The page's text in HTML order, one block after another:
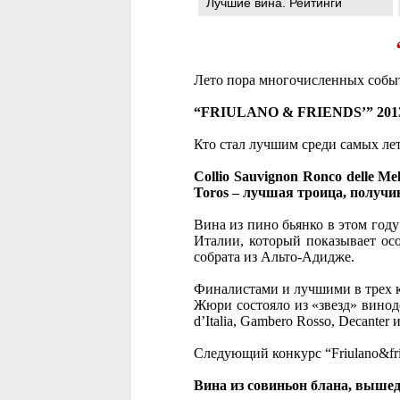
Лето пора многочисленных
“FRIULANO & FRIENDS’”
Кто стал лучшим среди самых
Collio Sauvignon Ronco delle
Toros – лучшая троица,
Вина из пино бьянко в этом
Италии, который показывает
собрата из Альто-Адидже.
Финалистами и лучшими в трех
Жюри состояло из «звезд»
d’Italia, Gambero Rosso,
Следующий конкурс
Вина из совиньон блана,